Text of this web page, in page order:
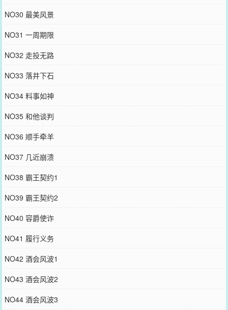
NO30 最美风景
NO31 一周期限
NO32 走投无路
NO33 落井下石
NO34 料事如神
NO35 和他谈判
NO36 顺手牵羊
NO37 几近崩溃
NO38 霸王契约1
NO39 霸王契约2
NO40 容爵使诈
NO41 履行义务
NO42 酒会风波1
NO43 酒会风波2
NO44 酒会风波3